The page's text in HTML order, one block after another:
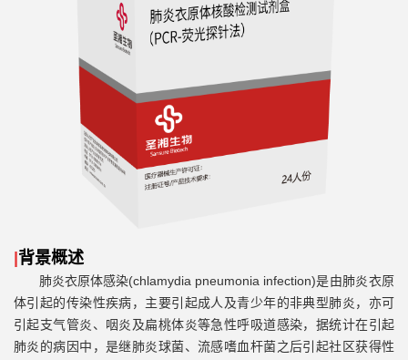
背景概述
肺炎衣原体感染(chlamydia pneumonia infection)是由肺炎衣原
体引起的传染性疾病，主要引起成人及青少年的非典型肺炎，亦可
引起支气管炎、咽炎及扁桃体炎等急性呼吸道感染，据统计在引起
肺炎的病因中，是继肺炎球菌、流感嗜血杆菌之后引起社区获得性